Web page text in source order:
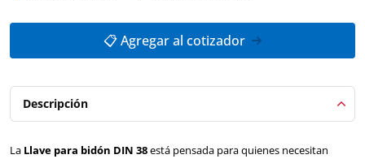
📋 Agregar al cotizador
Descripción
La Llave para bidón DIN 38está pensada para quienes necesitan